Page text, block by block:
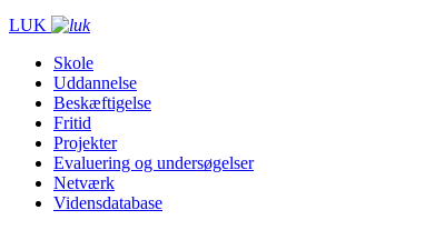
LUK
Skole
Uddannelse
Beskæftigelse
Fritid
Projekter
Evaluering og undersøgelser
Netværk
Vidensdatabase